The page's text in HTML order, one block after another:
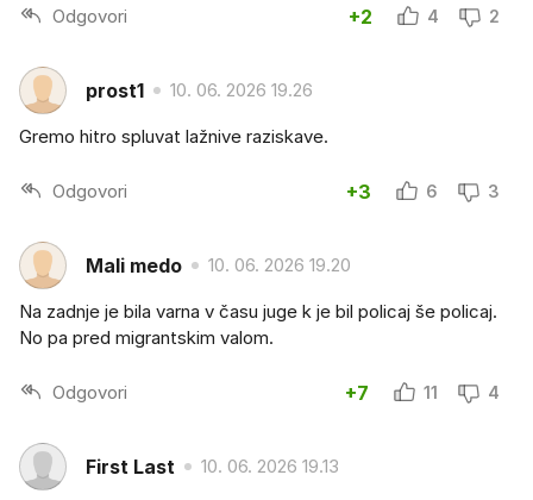
Odgovori +2 4 2
prost1 10. 06. 2026 19.26
Gremo hitro spluvat lažnive raziskave.
Odgovori +3 6 3
Mali medo 10. 06. 2026 19.20
Na zadnje je bila varna v času juge k je bil policaj še policaj.
No pa pred migrantskim valom.
Odgovori +7 11 4
First Last 10. 06. 2026 19.13